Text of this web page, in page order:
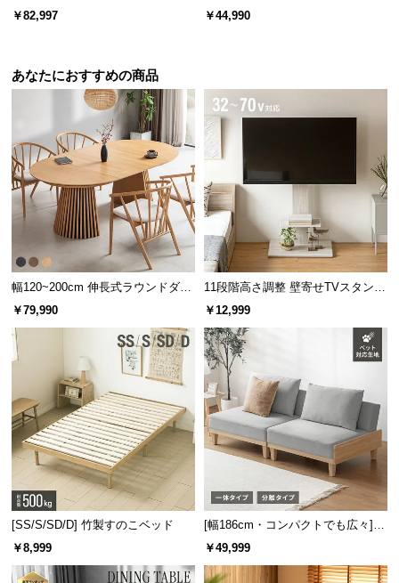
点セット
￥82,997 掛け
￥44,990
あなたにおすすめの商品
幅120~200cm 伸長式ラウンドダイ
ニングテーブル 6人掛け 天然木突
￥79,990
11段階高さ調整 壁寄せTVスタンド
キャスター付き 上下左右角度調節
￥12,999
[SS/S/SD/D] 竹製すのこベッド
￥8,999
[幅186cm・コンパクトでも広々] 3
人掛けソファベッド リクライニン
￥49,999